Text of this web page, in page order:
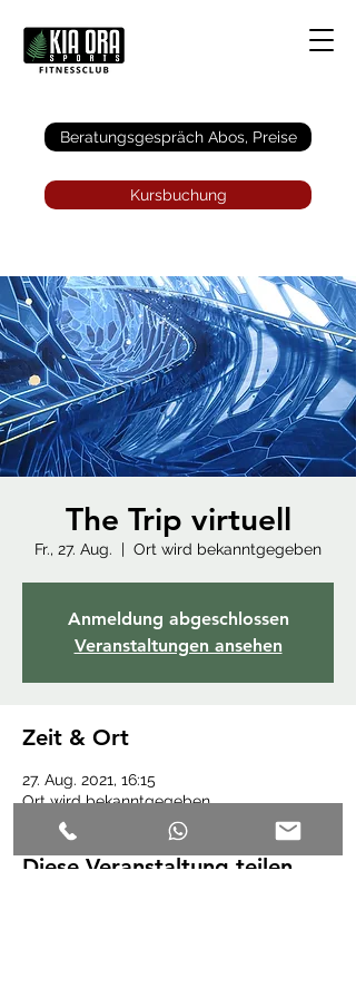
Beratungsgespräch Abos, Preise
Kursbuchung
The Trip virtuell
Fr., 27. Aug.
  |
Ort wird bekanntgegeben
Anmeldung abgeschlossen
Veranstaltungen ansehen
Zeit & Ort
27. Aug. 2021, 16:15
Ort wird bekanntgegeben
Diese Veranstaltung teilen